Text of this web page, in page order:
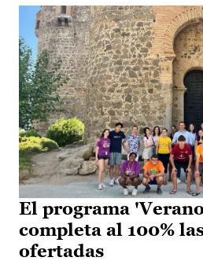
El programa
completa al 100%
ofertadas